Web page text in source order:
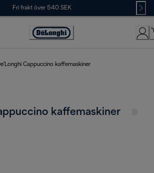
Fri frakt över 540 SEK
Accessibility
Cappuccino kaffemaskiner
kaffemaskiner